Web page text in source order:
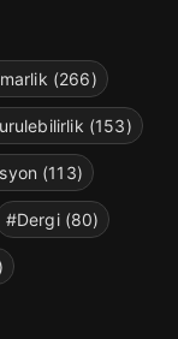
(266)
(153)
(113)
#Dergi (80)